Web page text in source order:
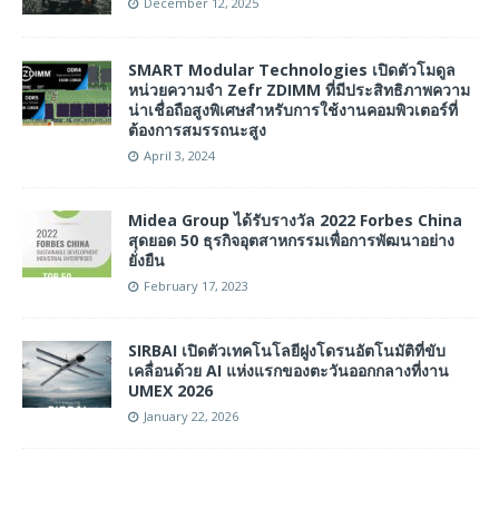
SMART Modular Technologies เปิดตัวโมดูล
หน่วยความจำ Zefr ZDIMM ที่มีประสิทธิภาพความ
น่าเชื่อถือสูงพิเศษสำหรับการใช้งานคอมพิวเตอร์ที่
ต้องการสมรรถนะสูง
April 3, 2024
Midea Group ได้รับรางวัล 2022 Forbes China
สุดยอด 50 ธุรกิจอุตสาหกรรมเพื่อการพัฒนาอย่าง
ยั่งยืน
February 17, 2023
SIRBAI เปิดตัวเทคโนโลยีฝูงโดรนอัตโนมัติที่ขับ
เคลื่อนด้วย AI แห่งแรกของตะวันออกกลางที่งาน
UMEX 2026
January 22, 2026